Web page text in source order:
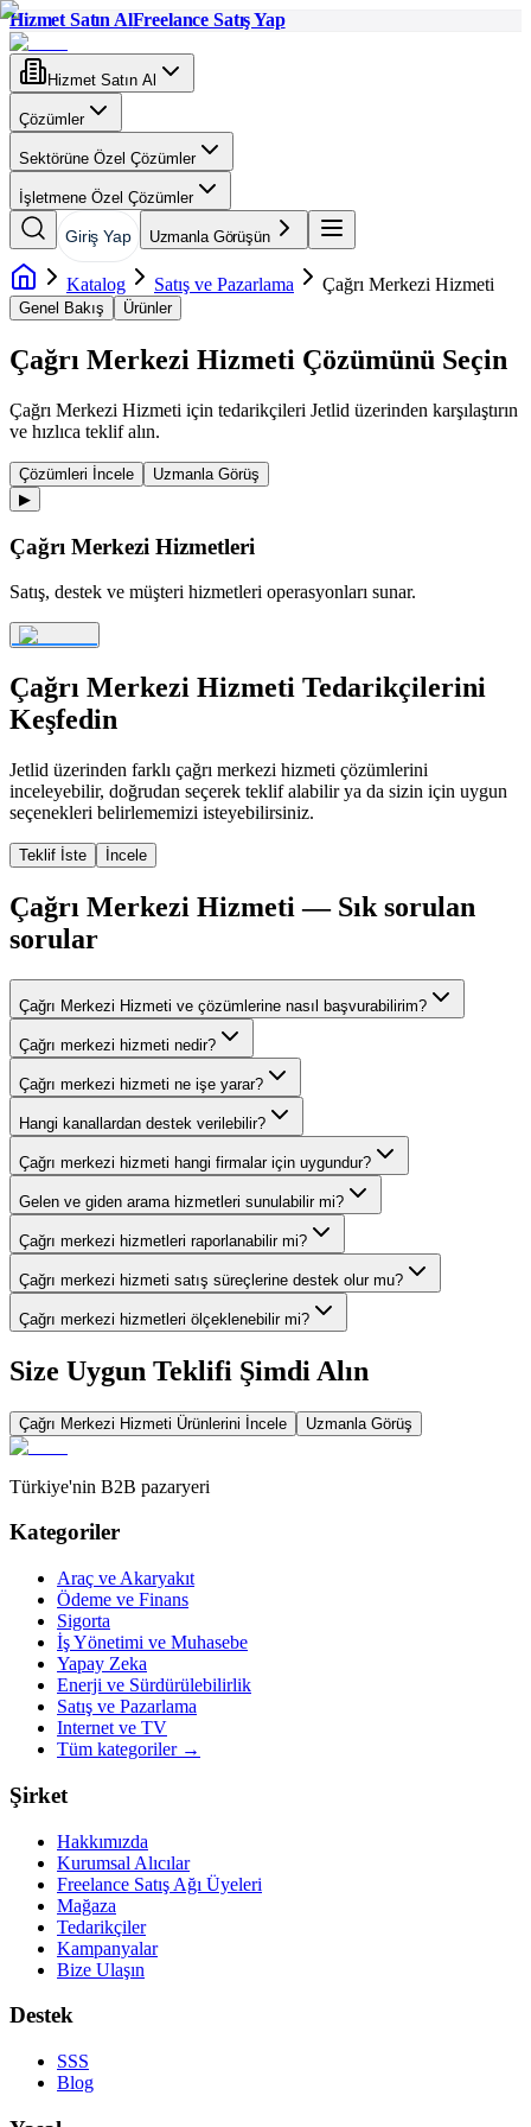
Hizmet Satın AlFreelance Satış Yap
Hizmet Satın Al
Çözümler
Sektörüne Özel Çözümler
İşletmene Özel Çözümler
Giriş Yap Uzmanla Görüşün
Katalog Satış ve Pazarlama Çağrı Merkezi Hizmeti
Genel Bakış Ürünler
Çağrı Merkezi Hizmeti Çözümünü Seçin
Çağrı Merkezi Hizmeti için tedarikçileri Jetlid üzerinden karşılaştırın
ve hızlıca teklif alın.
Çözümleri İncele
Uzmanla Görüş
▶
Çağrı Merkezi Hizmetleri
Satış, destek ve müşteri hizmetleri operasyonları sunar.
Çağrı Merkezi Hizmeti Tedarikçilerini
Keşfedin
Jetlid üzerinden farklı çağrı merkezi hizmeti çözümlerini
inceleyebilir, doğrudan seçerek teklif alabilir ya da sizin için uygun
seçenekleri belirlememizi isteyebilirsiniz.
Teklif İste İncele
Çağrı Merkezi Hizmeti — Sık sorulan
sorular
Çağrı Merkezi Hizmeti ve çözümlerine nasıl başvurabilirim?
Çağrı merkezi hizmeti nedir?
Çağrı merkezi hizmeti ne işe yarar?
Hangi kanallardan destek verilebilir?
Çağrı merkezi hizmeti hangi firmalar için uygundur?
Gelen ve giden arama hizmetleri sunulabilir mi?
Çağrı merkezi hizmetleri raporlanabilir mi?
Çağrı merkezi hizmeti satış süreçlerine destek olur mu?
Çağrı merkezi hizmetleri ölçeklenebilir mi?
Size Uygun Teklifi Şimdi Alın
Çağrı Merkezi Hizmeti Ürünlerini İncele Uzmanla Görüş
Türkiye'nin B2B pazaryeri
Kategoriler
Araç ve Akaryakıt
Ödeme ve Finans
Sigorta
İş Yönetimi ve Muhasebe
Yapay Zeka
Enerji ve Sürdürülebilirlik
Satış ve Pazarlama
Internet ve TV
Tüm kategoriler→
Şirket
Hakkımızda
Kurumsal Alıcılar
Freelance Satış Ağı Üyeleri
Mağaza
Tedarikçiler
Kampanyalar
Bize Ulaşın
Destek
SSS
Blog